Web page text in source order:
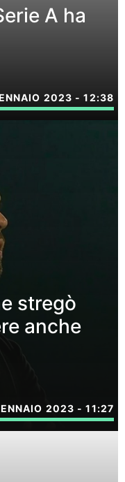
A ha
2023 - 12:38
stregò
anche
2023 - 11:27